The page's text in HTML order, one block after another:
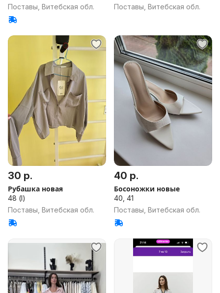
Поставы, Витебская обл.
Поставы, Витебская обл.
30 р.
Рубашка новая
48 (l)
Поставы, Витебская обл.
40 р.
Босоножки новые
40, 41
Поставы, Витебская обл.